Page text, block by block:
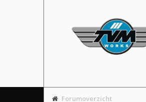
Forumoverzicht